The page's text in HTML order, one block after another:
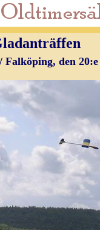
Falköping, den